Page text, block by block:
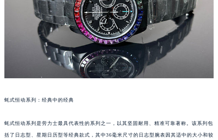
蚝式恒动系列：经典中的经典
蚝式恒动系列是劳力士最具代表性的系列之一，以其坚固耐用、精准可靠著称。该系列包
括了日志型、星期日历型等经典款式，其中36毫米尺寸的日志型腕表因其适中的大小和较